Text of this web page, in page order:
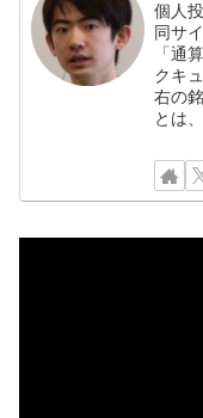
個人
同サ
「通
クキ
右の
とは